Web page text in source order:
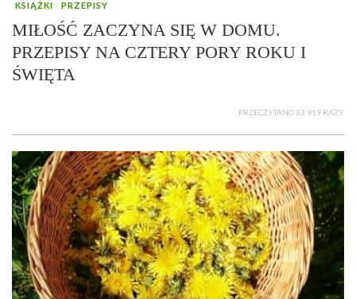
KSIĄŻKI PRZEPISY
MIŁOŚĆ ZACZYNA SIĘ W DOMU.
PRZEPISY NA CZTERY PORY ROKU I
ŚWIĘTA
PRZECZYTANO 33 919 RAZY